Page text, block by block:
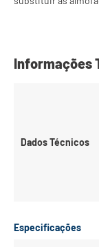
Informações
Dados Técnicos
Especificações